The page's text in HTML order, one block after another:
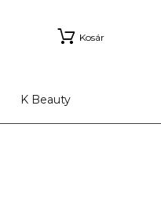
Kosár
K Beauty